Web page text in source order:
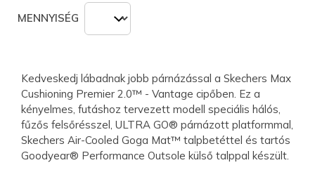
MENNYISÉG
Kedveskedj lábadnak jobb párnázással a Skechers Max
Cushioning Premier 2.0™ - Vantage cipőben. Ez a
kényelmes, futáshoz tervezett modell speciális hálós,
fűzős felsőrésszel, ULTRA GO® párnázott platformmal,
Skechers Air-Cooled Goga Mat™ talpbetéttel és tartós
Goodyear® Performance Outsole külső talppal készült.